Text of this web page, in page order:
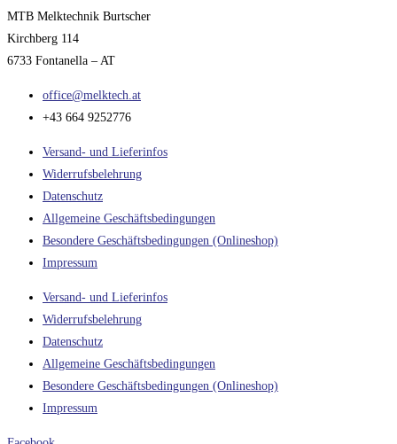
MTB Melktechnik Burtscher
Kirchberg 114
6733 Fontanella – AT
office@melktech.at
+43 664 9252776
Versand- und Lieferinfos
Widerrufsbelehrung
Datenschutz
Allgemeine Geschäftsbedingungen
Besondere Geschäftsbedingungen (Onlineshop)
Impressum
Versand- und Lieferinfos
Widerrufsbelehrung
Datenschutz
Allgemeine Geschäftsbedingungen
Besondere Geschäftsbedingungen (Onlineshop)
Impressum